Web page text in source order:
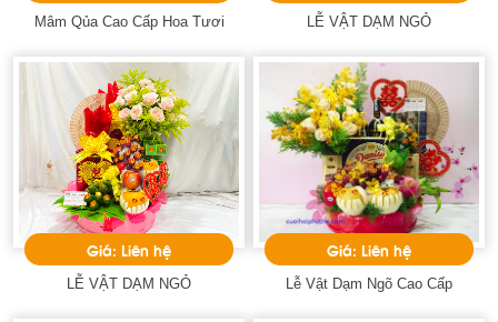
Mâm Qủa Cao Cấp Hoa Tươi LỄ VẬT DẠM NGỎ
Giá: Liên hệ
LỄ VẬT DẠM NGỎ
Giá: Liên hệ
Lễ Vật Dạm Ngõ Cao Cấp